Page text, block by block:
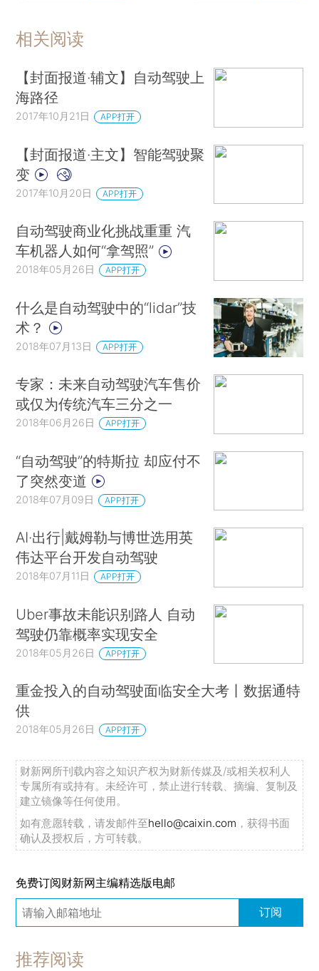
相关阅读
【封面报道·辅文】自动驾驶上
海路径
2017年10月21日 APP打开
【封面报道·主文】智能驾驶聚
变
2017年10月20日 APP打开
自动驾驶商业化挑战重重 汽
车机器人如何“拿驾照”
2018年05月26日 APP打开
什么是自动驾驶中的“lidar”技
术？
2018年07月13日 APP打开
专家：未来自动驾驶汽车售价
或仅为传统汽车三分之一
2018年06月26日 APP打开
“自动驾驶”的特斯拉 却应付不
了突然变道
2018年07月09日 APP打开
AI·出行|戴姆勒与博世选用英
伟达平台开发自动驾驶
2018年07月11日 APP打开
Uber事故未能识别路人 自动
驾驶仍靠概率实现安全
2018年05月26日 APP打开
重金投入的自动驾驶面临安全大考丨数据通特
供
2018年05月26日 APP打开
财新网所刊载内容之知识产权为财新传媒及/或相关权利人
专属所有或持有。未经许可，禁止进行转载、摘编、复制及
建立镜像等任何使用。
如有意愿转载，请发邮件至hello@caixin.com ，获得书面
确认及授权后，方可转载。
免费订阅财新网主编精选版电邮
订阅
推荐阅读